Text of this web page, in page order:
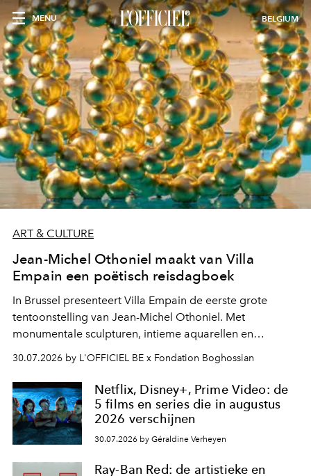
MENU BELGIUM
ART & CULTURE
Jean-Michel Othoniel maakt van Villa
Empain een poëtisch reisdagboek
In Brussel presenteert Villa Empain de eerste grote
tentoonstelling van Jean-Michel Othoniel. Met
monumentale sculpturen, intieme aquarellen en
fonkelend Murano-glas creëert de Franse kunstenaar
een emotionele reis waarin elk werk de herinnering
oproept aan een ontmoeting, een bestemming of een
moment van verwondering.
30.07.2026 by L'OFFICIEL BE x Fondation Boghossian
Netflix, Disney+, Prime Video: de
5 films en series die in augustus
2026 verschijnen
30.07.2026 by Géraldine Verheyen
Ray-Ban Red: de artistieke en